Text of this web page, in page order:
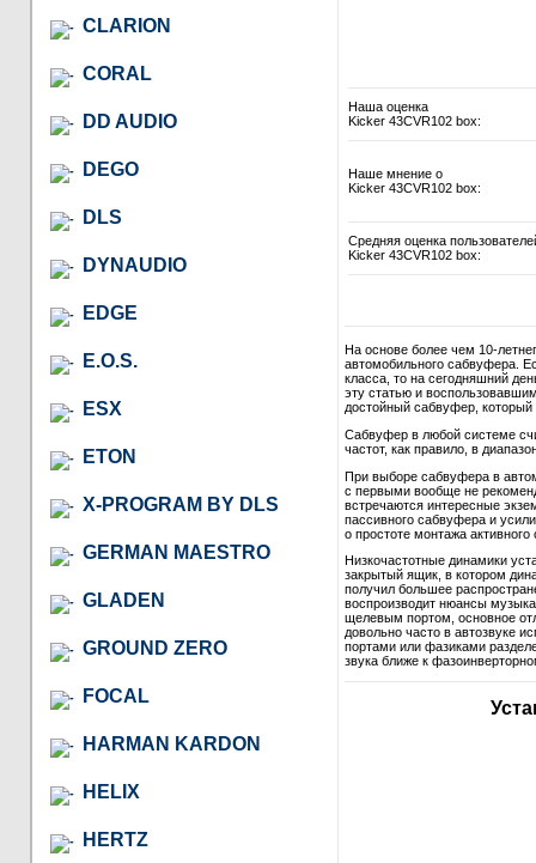
CLARION
CORAL
DD AUDIO
DEGO
DLS
DYNAUDIO
EDGE
E.O.S.
ESX
ETON
X-PROGRAM BY DLS
GERMAN MAESTRO
GLADEN
GROUND ZERO
FOCAL
HARMAN KARDON
HELIX
HERTZ
Наша оценка
Kicker 43CVR102 box:
Наше мнение о
Kicker 43CVR102 box:
Средняя оценка
Kicker 43CVR102 box:
На основе более чем 10-
автомобильного сабвуфера.
класса, то на сегодняшний
эту статью и
достойный сабвуфер, который
Сабвуфер в любой системе
частот, как правило, в
При выборе сабвуфера в
с первыми вообще не
встречаются интересные
пассивного сабвуфера и
о простоте монтажа
Низкочастотные динамики
закрытый ящик, в котором
получил большее
воспроизводит нюансы
щелевым портом, основное
довольно часто в автозвуке
портами или фазиками
звука ближе к